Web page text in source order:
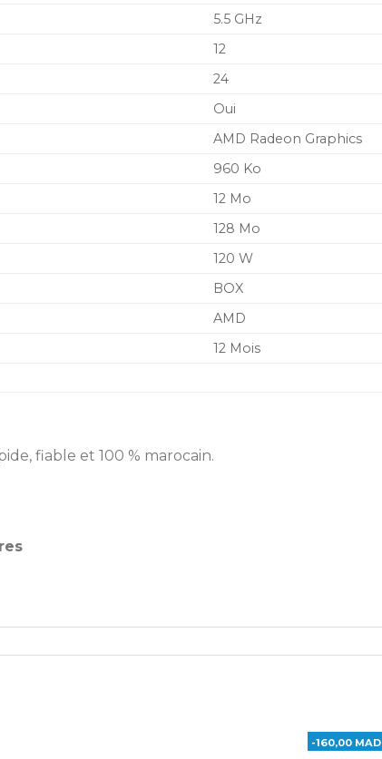
5.5 GHz
12
24
Oui
AMD Radeon Graphics
960 Ko
12 Mo
128 Mo
120 W
BOX
AMD
12 Mois
fiable et 100 % marocain.
-160,00 MAD